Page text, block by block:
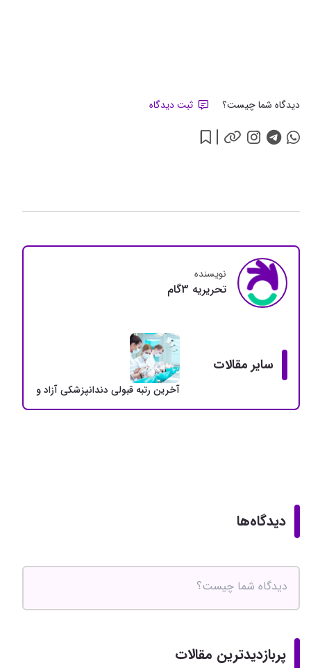
دیدگاه شما چیست؟ ثبت دیدگاه
نویسنده
تحريريه 3گام
سایر مقالات
آخرین رتبه قبولی دندانپزشکی آزاد و دولتی +
دیدگاه‌ها
پربازدیدترین مقالات